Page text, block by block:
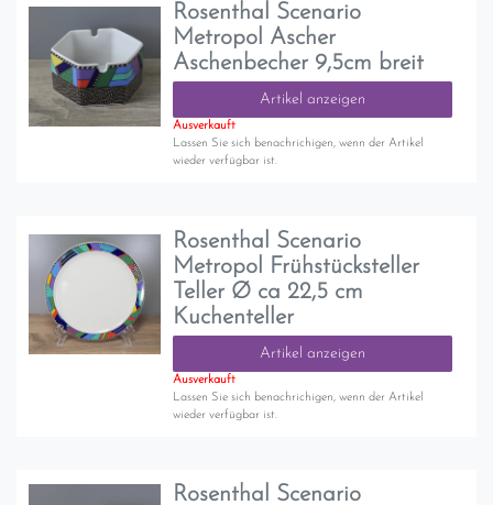
Rosenthal Scenario
Metropol Ascher
Aschenbecher 9,5cm breit
Artikel anzeigen
Ausverkauft
Lassen Sie sich benachrichigen, wenn der Artikel
wieder verfügbar ist.
Rosenthal Scenario
Metropol Frühstücksteller
Teller Ø ca 22,5 cm
Kuchenteller
Artikel anzeigen
Ausverkauft
Lassen Sie sich benachrichigen, wenn der Artikel
wieder verfügbar ist.
Rosenthal Scenario